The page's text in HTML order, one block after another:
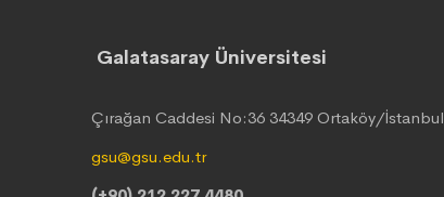
Galatasaray Üniversitesi
Çırağan Caddesi No:36 34349 Ortaköy/İstanbul
gsu@gsu.edu.tr